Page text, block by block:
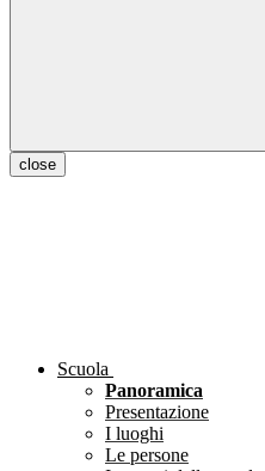
close
Scuola
Panoramica
Presentazione
I luoghi
Le persone